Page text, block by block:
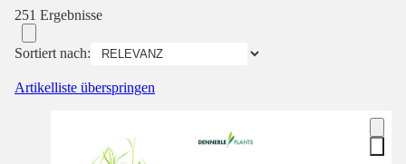
251 Ergebnisse
Sortiert nach:
Artikelliste überspringen